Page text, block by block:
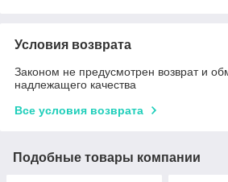
Условия возврата
Законом не предусмотрен возврат и
надлежащего качества
Все условия возврата
Подобные товары компании